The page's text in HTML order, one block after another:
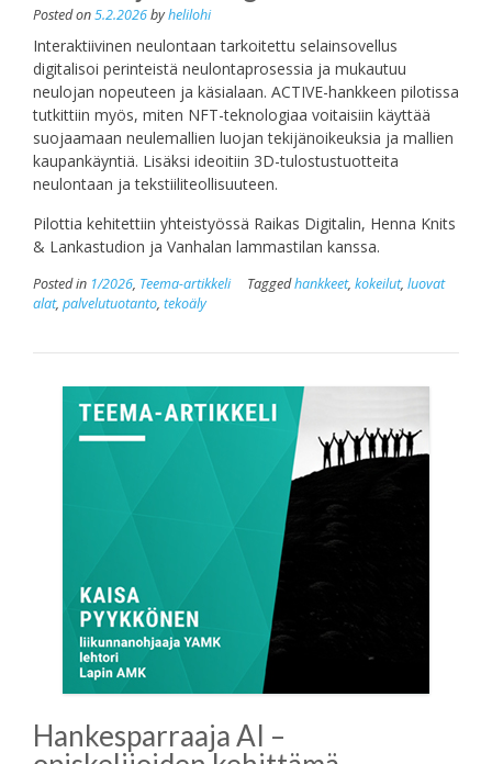
Posted on5.2.2026byhelilohi
Interaktiivinen neulontaan tarkoitettu selainsovellus
digitalisoi perinteistä neulontaprosessia ja mukautuu
neulojan nopeuteen ja käsialaan. ACTIVE-hankkeen pilotissa
tutkittiin myös, miten NFT-teknologiaa voitaisiin käyttää
suojaamaan neulemallien luojan tekijänoikeuksia ja mallien
kaupankäyntiä. Lisäksi ideoitiin 3D-tulostustuotteita
neulontaan ja tekstiiliteollisuuteen.
Pilottia kehitettiin yhteistyössä Raikas Digitalin, Henna Knits
& Lankastudion ja Vanhalan lammastilan kanssa.
Posted in 1/2026, Teema-artikkeli Taggedhankkeet, kokeilut, luovat
alat, palvelutuotanto, tekoäly
Hankesparraaja AI –